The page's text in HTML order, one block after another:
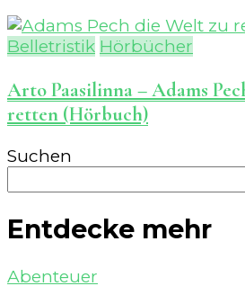
Belletristik Hörbücher
Arto Paasilinna – Adams
retten (Hörbuch)
Suchen
Entdecke mehr
Abenteuer